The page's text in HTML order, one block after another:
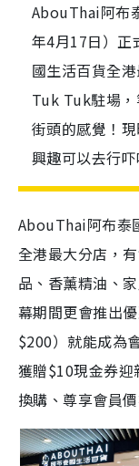
AbouThai阿布
年4月17日）正
國生活百貨全
Tuk Tuk駐場
街頭的感覺！
興趣可以去行吓
AbouThai阿布泰
全港最大分店，
品、香薰精油、
幕期間更會推出
$200）就能成為
獲贈$10現金券迎
換購、尊享會員